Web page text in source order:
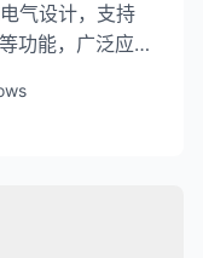
气设计，支持
功能，广泛应用